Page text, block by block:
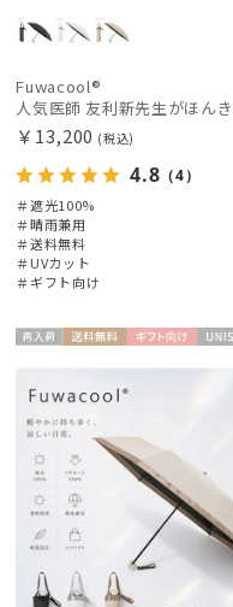
Fuwacool®
￥13,200 (税込)
4.8 （4）
＃遮光100%
＃晴雨兼用
＃送料無料
＃UVカット
＃ギフト向け
荷
向け